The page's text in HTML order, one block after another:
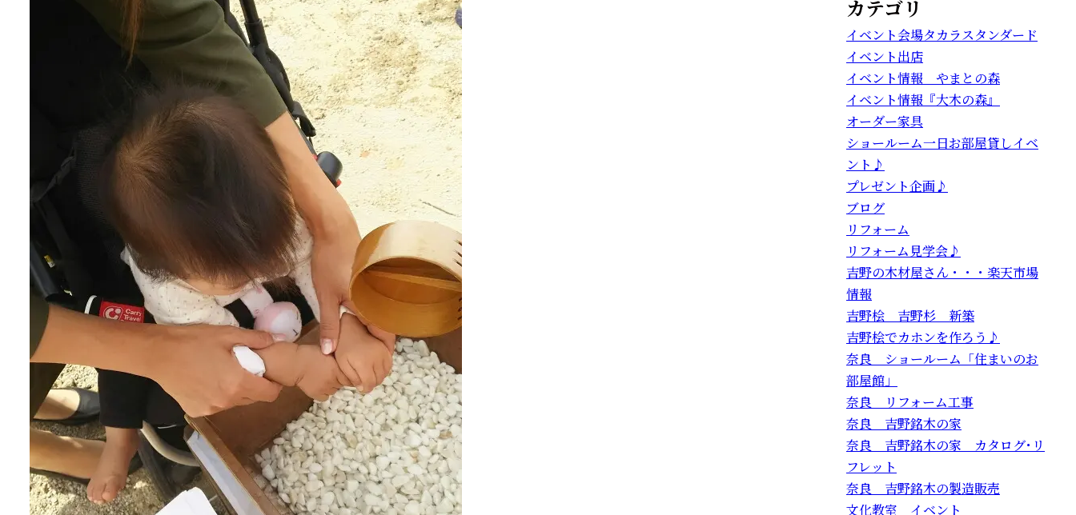
カテゴリ
イベント会場タカラスタンダード
イベント出店
イベント情報 やまとの森
イベント情報『大木の森』
オーダー家具
ショールーム一日お部屋貸しイベ
ント♪
プレゼント企画♪
ブログ
リフォーム
リフォーム見学会♪
吉野の木材屋さん・・・楽天市場
情報
吉野桧 吉野杉 新築
吉野桧でカホンを作ろう♪
奈良 ショールーム「住まいのお
部屋館」
奈良 リフォーム工事
奈良 吉野銘木の家
奈良 吉野銘木の家 カタログ･リ
フレット
奈良 吉野銘木の製造販売
文化教室 イベント